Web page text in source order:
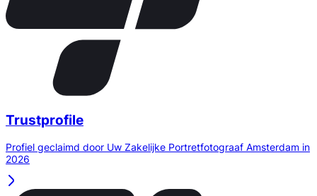
Trustprofile
Profiel geclaimd door Uw Zakelijke Portretfotograaf Amsterdam in
2026